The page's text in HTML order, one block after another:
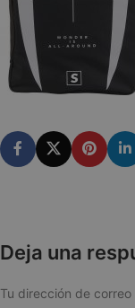
Deja una
Tu dirección de